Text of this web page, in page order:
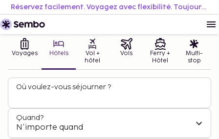
Réservez facilement. Voyagez avec flexibilité. Toujours au meilleur prix.
Voyages Hôtels
Vol +
hôtel
Vols
Ferry +
Hôtel
Multi-
stop
Où voulez-vous séjourner ?
Quand?
N'importe quand